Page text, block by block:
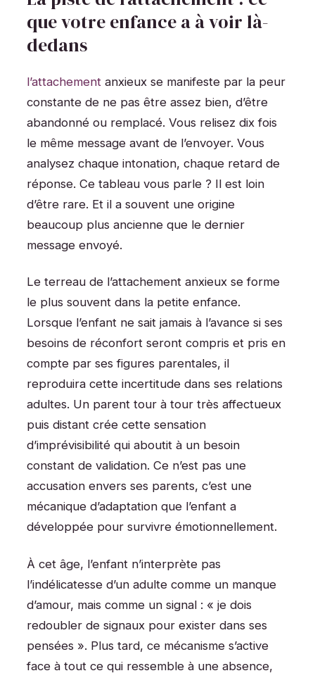
que votre enfance a à voir là-
dedans
l’attachement anxieux se manifeste par la peur
constante de ne pas être assez bien, d’être
abandonné ou remplacé. Vous relisez dix fois
le même message avant de l’envoyer. Vous
analysez chaque intonation, chaque retard de
réponse. Ce tableau vous parle ? Il est loin
d’être rare. Et il a souvent une origine
beaucoup plus ancienne que le dernier
message envoyé.
Le terreau de l’attachement anxieux se forme
le plus souvent dans la petite enfance.
Lorsque l’enfant ne sait jamais à l’avance si ses
besoins de réconfort seront compris et pris en
compte par ses figures parentales, il
reproduira cette incertitude dans ses relations
adultes. Un parent tour à tour très affectueux
puis distant crée cette sensation
d’imprévisibilité qui aboutit à un besoin
constant de validation. Ce n’est pas une
accusation envers ses parents, c’est une
mécanique d’adaptation que l’enfant a
développée pour survivre émotionnellement.
À cet âge, l’enfant n’interprète pas
l’indélicatesse d’un adulte comme un manque
d’amour, mais comme un signal : « je dois
redoubler de signaux pour exister dans ses
pensées ». Plus tard, ce mécanisme s’active
face à tout ce qui ressemble à une absence,